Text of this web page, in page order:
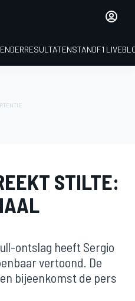
RESULTATENSTANDF1
STILTE:
ontslag heeft Sergio
vertoond. De
bijeenkomst de pers